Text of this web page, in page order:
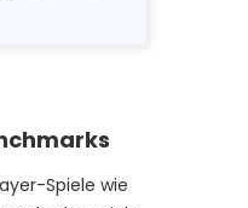
Spiele wie